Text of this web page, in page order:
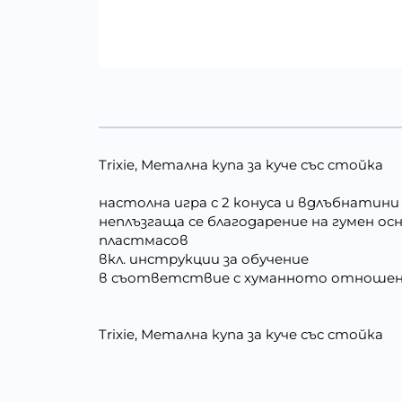
Trixie, Метална купа за куче със стойка
настолна игра с 2 конуса и
неплъзгаща се благодарение на гумен
пластмасов
вкл. инструкции за обучение
в съответствие с хуманното
Trixie, Метална купа за куче със стойка